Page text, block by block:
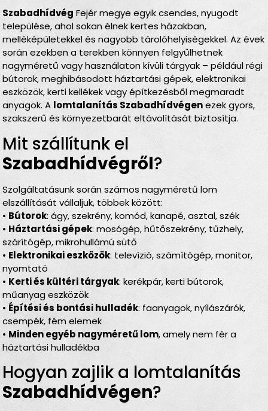
Szabadhídvég Fejér megye egyik csendes, nyugodt
települése, ahol sokan élnek kertes házakban,
melléképületekkel és nagyobb tárolóhelyiségekkel. Az évek
során ezekben a terekben könnyen felgyűlhetnek
nagyméretű vagy használaton kívüli tárgyak – például régi
bútorok, meghibásodott háztartási gépek, elektronikai
eszközök, kerti kellékek vagy építkezésből megmaradt
anyagok. A lomtalanítás Szabadhídvégenezek gyors,
szakszerű és környezetbarát eltávolítását biztosítja.
Mit szállítunk el
Szabadhídvégről?
Szolgáltatásunk során számos nagyméretű lom
elszállítását vállaljuk, többek között:
• Bútorok: ágy, szekrény, komód, kanapé, asztal, szék
• Háztartási gépek: mosógép, hűtőszekrény, tűzhely,
szárítógép, mikrohullámú sütő
• Elektronikai eszközök: televízió, számítógép, monitor,
nyomtató
• Kerti és kültéri tárgyak: kerékpár, kerti bútorok,
műanyag eszközök
• Építési és bontási hulladék: faanyagok, nyílászárók,
csempék, fém elemek
• Minden egyéb nagyméretű lom, amely nem fér a
háztartási hulladékba
Hogyan zajlik a lomtalanítás
Szabadhídvégen?